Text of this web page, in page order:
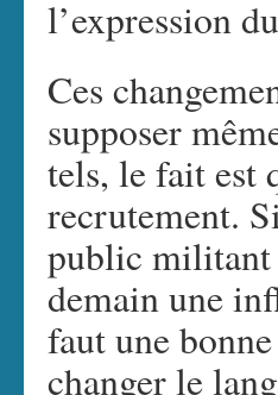
l’expression
Ces
supposer
tels, le fait est
recrutement.
public militant
demain une
faut une
changer le